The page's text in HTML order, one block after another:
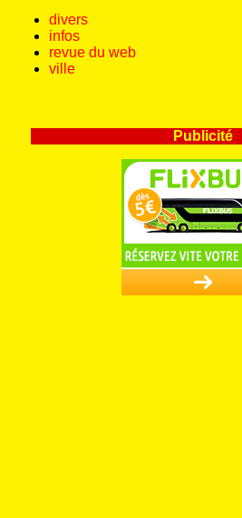
divers
infos
revue du web
ville